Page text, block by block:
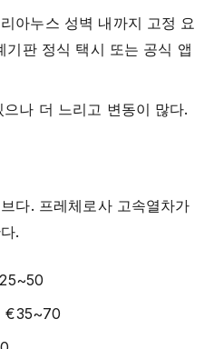
아누스 성벽 내까지 고정 요
판 정식 택시 또는 공식 앱
나 더 느리고 변동이 많다.
다. 프레체로사 고속열차가
.
€35~70